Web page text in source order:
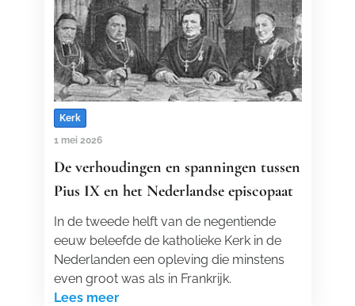
Kerk
1 mei 2026
De verhoudingen en spanningen tussen
Pius IX en het Nederlandse episcopaat
In de tweede helft van de negentiende
eeuw beleefde de katholieke Kerk in de
Nederlanden een opleving die minstens
even groot was als in Frankrijk.
Lees meer